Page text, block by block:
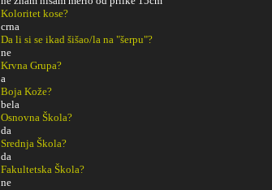
Koloritet kose?
crna
Da li si se ikad šišao/la na "šerpu"?
ne
Krvna Grupa?
a
Boja Kože?
bela
Osnovna Škola?
da
Srednja Škola?
da
Fakultetska Škola?
ne